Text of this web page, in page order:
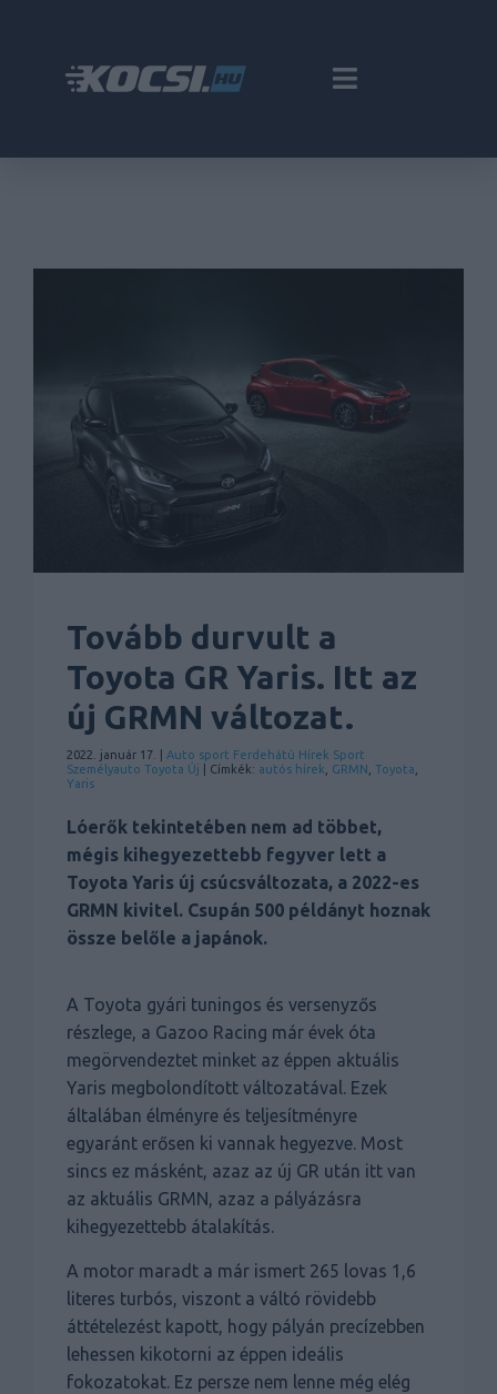
Tovább durvult a
Toyota GR Yaris. Itt az
új GRMN változat.
2022. január 17. | Auto sport Ferdehátú Hírek Sport
Személyauto Toyota Új | Címkék: autós hírek GRMN Toyota
Yaris
Lóerők tekintetében nem ad többet,
mégis kihegyezettebb fegyver lett a
Toyota Yaris új csúcsváltozata, a 2022-es
GRMN kivitel. Csupán 500 példányt hoznak
össze belőle a japánok.
A Toyota gyári tuningos és versenyzős
részlege, a Gazoo Racing már évek óta
megörvendeztet minket az éppen aktuális
Yaris megbolondított változatával. Ezek
általában élményre és teljesítményre
egyaránt erősen ki vannak hegyezve. Most
sincs ez másként, azaz az új GR után itt van
az aktuális GRMN, azaz a pályázásra
kihegyezettebb átalakítás.
A motor maradt a már ismert 265 lovas 1,6
literes turbós, viszont a váltó rövidebb
áttételezést kapott, hogy pályán precízebben
lehessen kikotorni az éppen ideális
fokozatokat. Ez persze nem lenne még elég